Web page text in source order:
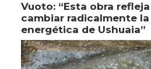
Vuoto: “Esta obra
cambiar radicalmente
energética de Ushuaia”